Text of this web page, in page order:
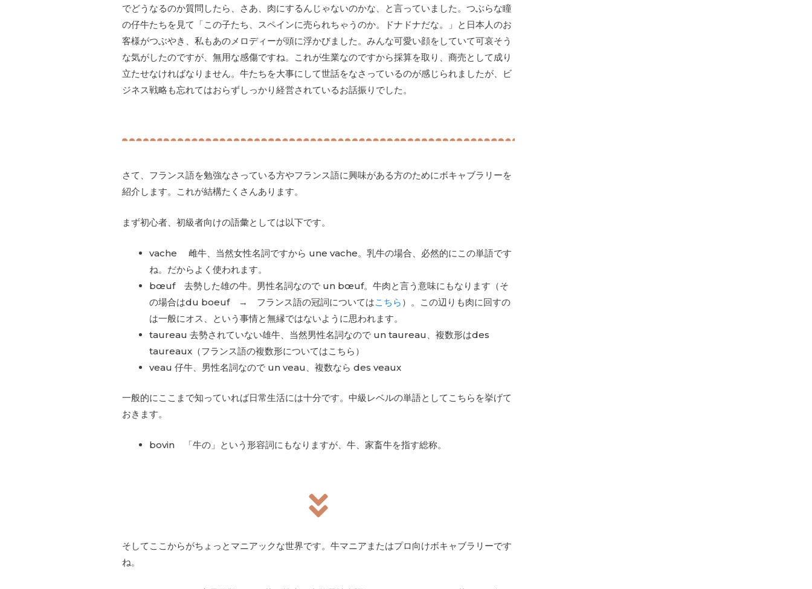
でどうなるのか質問したら、さあ、肉にするんじゃないのかな、と言っていました。つぶらな瞳
の仔牛たちを見て「この子たち、スペインに売られちゃうのか。ドナドナだな。」と日本人のお
客様がつぶやき、私もあのメロディーが頭に浮かびました。みんな可愛い顔をしていて可哀そう
な気がしたのですが、無用な感傷ですね。これが生業なのですから採算を取り、商売として成り
立たせなければなりません。牛たちを大事にして世話をなさっているのが感じられましたが、ビ
ジネス戦略も忘れてはおらずしっかり経営されているお話振りでした。
さて、フランス語を勉強なさっている方やフランス語に興味がある方のためにボキャブラリーを
紹介します。これが結構たくさんあります。
まず初心者、初級者向けの語彙としては以下です。
vache 雌牛、当然女性名詞ですから une vache。乳牛の場合、必然的にこの単語です
ね。だからよく使われます。
bœuf 去勢した雄の牛。男性名詞なので un bœuf。牛肉と言う意味にもなります（そ
の場合はdu boeuf → フランス語の冠詞についてはこちら ）。この辺りも肉に回すの
は一般にオス、という事情と無縁ではないように思われます。
taureau 去勢されていない雄牛、当然男性名詞なので un taureau、複数形はdes
taureaux（フランス語の複数形についてはこちら）
veau 仔牛、男性名詞なので un veau、複数なら des veaux
一般的にここまで知っていれば日常生活には十分です。中級レベルの単語としてこちらを挙げて
おきます。
bovin 「牛の」という形容詞にもなりますが、牛、家畜牛を指す総称。
そしてここからがちょっとマニアックな世界です。牛マニアまたはプロ向けボキャブラリーです
ね。